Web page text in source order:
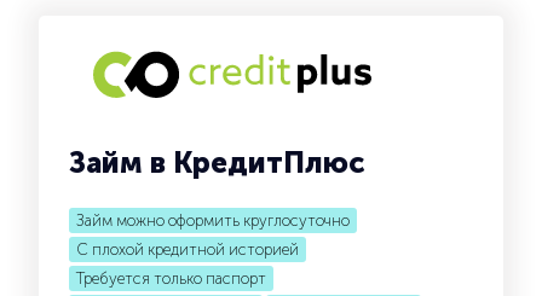
Займ в КредитПлюс
Займ можно оформить круглосуточно
С плохой кредитной историей
Требуется только паспорт